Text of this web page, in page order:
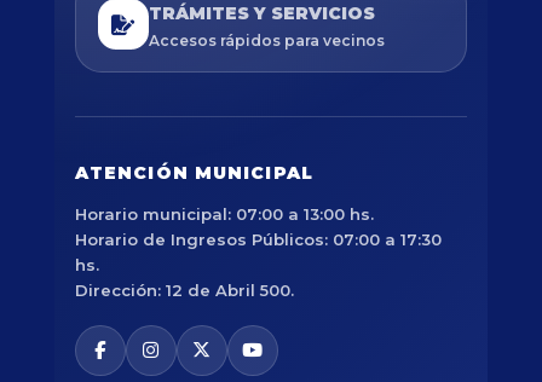
TRÁMITES Y SERVICIOS
Accesos rápidos para vecinos
ATENCIÓN MUNICIPAL
Horario municipal: 07:00 a 13:00 hs.
Horario de Ingresos Públicos: 07:00 a 17:30
hs.
Dirección: 12 de Abril 500.